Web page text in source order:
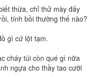
thừa, chỉ thử mày đấy
tính bồi thường thế nào?
gì cứ lột tạm.
cháy túi còn qué gì nữa
ngựa cho thầy tao cưỡi